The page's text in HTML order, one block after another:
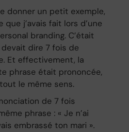
donner un petit exemple,
que j’avais fait lors d’une
branding. C’était
devait dire 7 fois de
Et effectivement, la
phrase était prononcée,
le même sens.
de 7 fois
phrase : « Je n’ai
embrassé ton mari ».